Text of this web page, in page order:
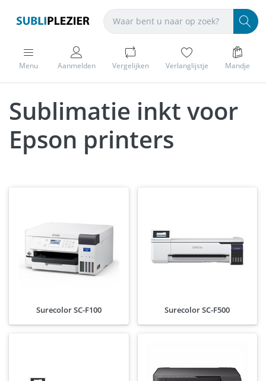
Menu Aanmelden Vergelijken Verlanglijstje Mandje
Sublimatie inkt voor
Epson printers
Surecolor SC-F100 Surecolor SC-F500